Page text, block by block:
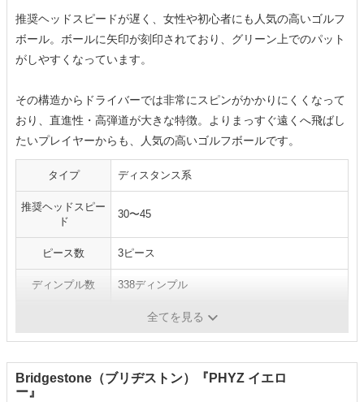
推奨ヘッドスピードが遅く、女性や初心者にも人気の高いゴルフ
ボール。ボールに矢印が刻印されており、グリーン上でのパット
がしやすくなっています。
その構造からドライバーでは非常にスピンがかかりにくくなって
おり、直進性・高弾道が大きな特徴。よりまっすぐ遠くへ飛ばし
たいプレイヤーからも、人気の高いゴルフボールです。
タイプ ディスタンス系
推奨ヘッドスピー
ド
30〜45
ピース数 3ピース
ディンプル数 338ディンプル
ホワイトイエロー／ルビーレッド
全てを見る
Bridgestone（ブリヂストン）『PHYZ イエロ
ー』